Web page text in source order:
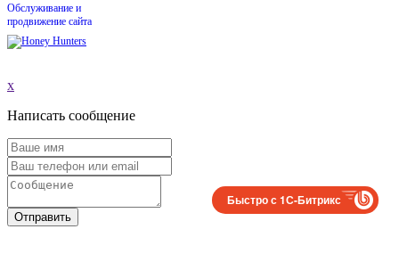
Обслуживание и
продвижение сайта
x
Написать сообщение
Отправить
Быстро с 1С-Битрикс